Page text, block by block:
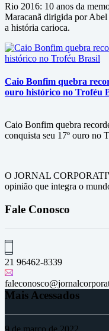
Rio 2016: 10 anos da
Maracanã dirigida por
a história carioca.
Caio Bonfim quebra
ouro histórico no Troféu
Caio Bonfim quebra
conquista seu 17º ouro no
O JORNAL
opinião que integra o
Fale Conosco
21 96462-8339
Mais Acessados
9 de março de 2022